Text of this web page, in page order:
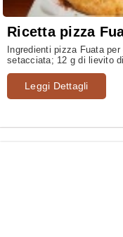
Ricetta pizza
Ingredienti pizza Fuata
setacciata; 12 g di lievito
Leggi Dettagli